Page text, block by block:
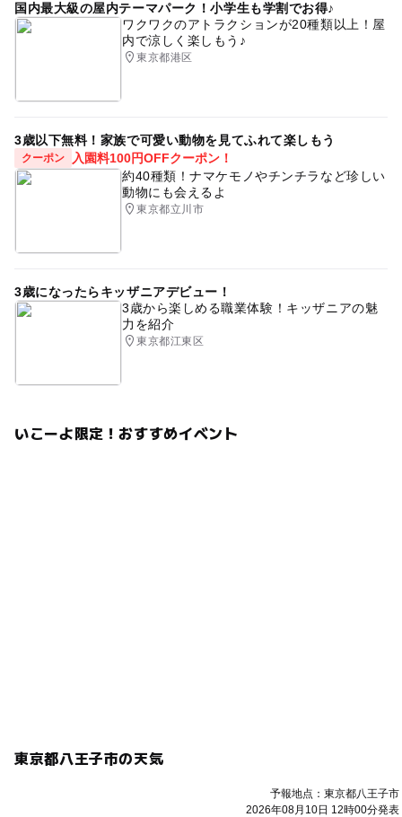
国内最大級の屋内テーマパーク！小学生も学割でお得♪
ワクワクのアトラクションが20種類以上！屋
内で涼しく楽しもう♪
東京都港区
3歳以下無料！家族で可愛い動物を見てふれて楽しもう
クーポン
入園料100円OFFクーポン！
約40種類！ナマケモノやチンチラなど珍しい
動物にも会えるよ
東京都立川市
3歳になったらキッザニアデビュー！
3歳から楽しめる職業体験！キッザニアの魅
力を紹介
東京都江東区
いこーよ限定！おすすめイベント
東京都八王子市の天気
予報地点：東京都八王子市
2026年08月10日 12時00分発表